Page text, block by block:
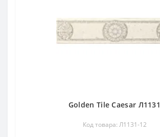
Golden Tile Caesar Л1131
Код товара: Л1131-12